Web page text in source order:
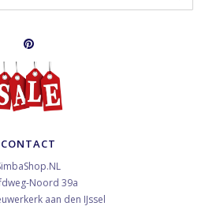
CONTACT
Noord 39a
aan den IJssel